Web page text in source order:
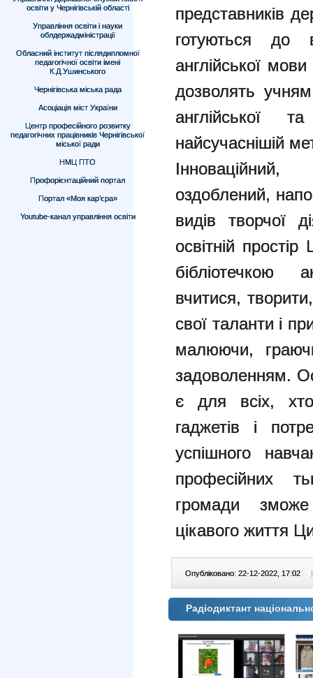
освіти у Чернігівській області
Управління освіти і науки
облдержадміністрації
Обласний інститут післядипломної
педагогічної освіти імені
К.Д.Ушинського
Чернігівська міська рада
Асоціація міст України
Центр професійного розвитку
педагогічних працівників Чернігівської
міської ради
НМЦ ПТО
Профорієнтаційний портал
Портал «Моя кар’єра»
Youtube-канал управління освіти
представників
готуються до
англійської
дозволять
англійської
найсучаснішій
оздоблений,
видів творчої
освітній
бібліотечкою
вчитися,
свої таланти і
малюючи,
задоволенням.
є для всіх,
гаджетів і
успішного
професійних
громади
цікавого життя
Опубліковано: 22-12-2022, 17:02 |
Радіодиктант